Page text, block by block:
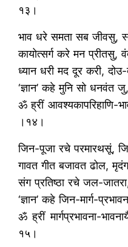
१३।
भाव धरे समता सब जीवसु,
कायोत्सर्ग करे मन प्रीतसु,
ध्यान धरी मद दूर करी,
‘ज्ञान’ कहे मुनि सो धनवंत
ॐ ह्रीं आवश्यकापरिहाणि-
।१४।
जिन-पूजा रचे परमारथसूं,
गावत गीत बजावत ढोल,
संग प्रतिष्ठा रचे जल-
‘ज्ञान’ कहे जिन-मार्ग-
ॐ ह्रीं मार्गप्रभावना-
१५।